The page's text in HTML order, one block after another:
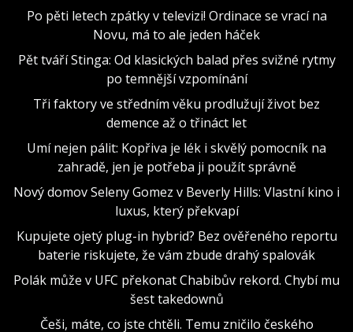
Po pěti letech zpátky v televizi! Ordinace se vrací na
Novu, má to ale jeden háček
Pět tváří Stinga: Od klasických balad přes svižné rytmy
po temnější vzpomínání
Tři faktory ve středním věku prodlužují život bez
demence až o třináct let
Umí nejen pálit: Kopřiva je lék i skvělý pomocník na
zahradě, jen je potřeba ji použít správně
Nový domov Seleny Gomez v Beverly Hills: Vlastní kino i
luxus, který překvapí
Kupujete ojetý plug-in hybrid? Bez ověřeného reportu
baterie riskujete, že vám zbude drahý spalovák
Polák může v UFC překonat Chabibův rekord. Chybí mu
šest takedownů
Češi, máte, co jste chtěli. Temu zničilo českého